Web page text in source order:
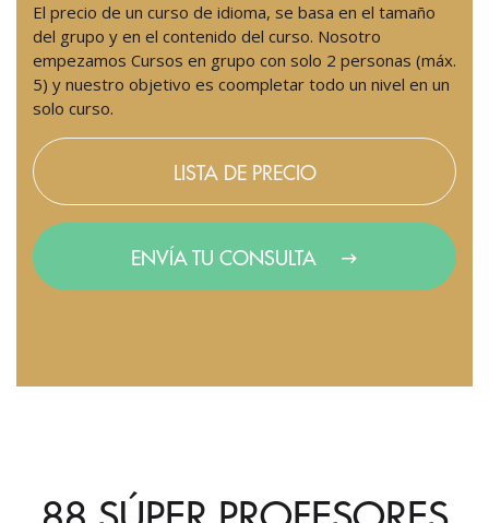
El precio de un curso de idioma, se basa en el tamaño
del grupo y en el contenido del curso. Nosotro
empezamos Cursos en grupo con solo 2 personas (máx.
5) y nuestro objetivo es coompletar todo un nivel en un
solo curso.
LISTA DE PRECIO
ENVÍA TU CONSULTA